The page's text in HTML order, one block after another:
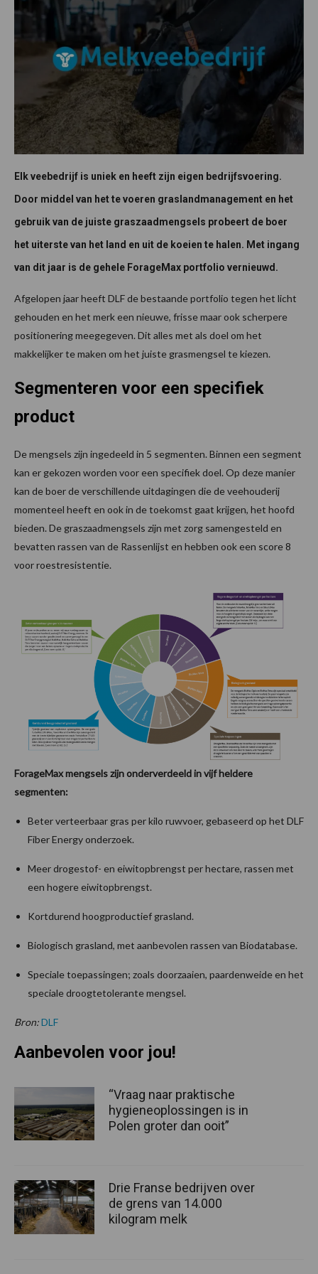
Elk veebedrijf is uniek en heeft zijn eigen bedrijfsvoering.
Door middel van het te voeren graslandmanagement en het
gebruik van de juiste graszaadmengsels probeert de boer
het uiterste van het land en uit de koeien te halen. Met ingang
van dit jaar is de gehele ForageMax portfolio vernieuwd.
Afgelopen jaar heeft DLF de bestaande portfolio tegen het licht
gehouden en het merk een nieuwe, frisse maar ook scherpere
positionering meegegeven. Dit alles met als doel om het
makkelijker te maken om het juiste grasmengsel te kiezen.
Segmenteren voor een specifiek
product
De mengsels zijn ingedeeld in 5 segmenten. Binnen een segment
kan er gekozen worden voor een specifiek doel. Op deze manier
kan de boer de verschillende uitdagingen die de veehouderij
momenteel heeft en ook in de toekomst gaat krijgen, het hoofd
bieden. De graszaadmengsels zijn met zorg samengesteld en
bevatten rassen van de Rassenlijst en hebben ook een score 8
voor roestresistentie.
ForageMax mengsels zijn onderverdeeld in vijf heldere
segmenten:
Beter verteerbaar gras per kilo ruwvoer, gebaseerd op het DLF
Fiber Energy onderzoek.
Meer drogestof- en eiwitopbrengst per hectare, rassen met
een hogere eiwitopbrengst.
Kortdurend hoogproductief grasland.
Biologisch grasland, met aanbevolen rassen van Biodatabase.
Speciale toepassingen; zoals doorzaaien, paardenweide en het
speciale droogtetolerante mengsel.
Bron:DLF
Aanbevolen voor jou!
“Vraag naar praktische
hygieneoplossingen is in
Polen groter dan ooit”
Drie Franse bedrijven over
de grens van 14.000
kilogram melk